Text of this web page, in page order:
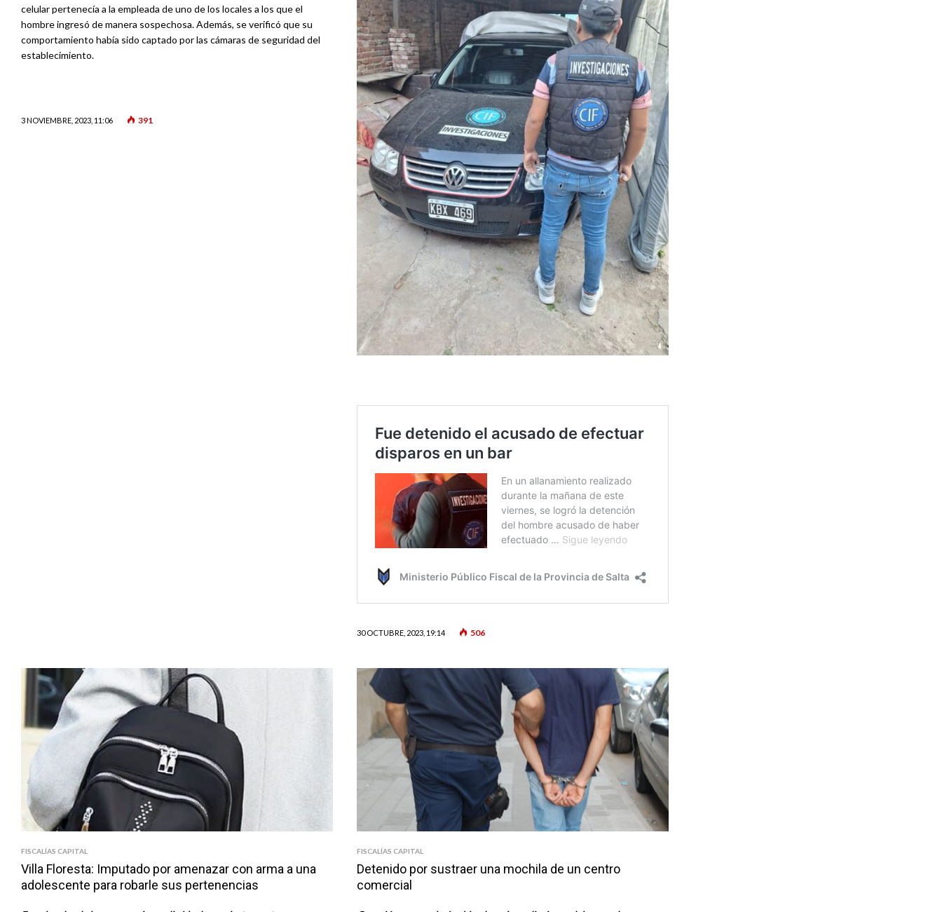
celular pertenecía a la empleada de uno de los locales a los que el
hombre ingresó de manera sospechosa. Además, se verificó que su
comportamiento había sido captado por las cámaras de seguridad del
establecimiento.
3 NOVIEMBRE, 2023, 11:06 391
30 OCTUBRE, 2023, 19:14 506
FISCALÍAS CAPITAL
Villa Floresta: Imputado por amenazar con arma a una
adolescente para robarle sus pertenencias
FISCALÍAS CAPITAL
Detenido por sustraer una mochila de un centro
comercial